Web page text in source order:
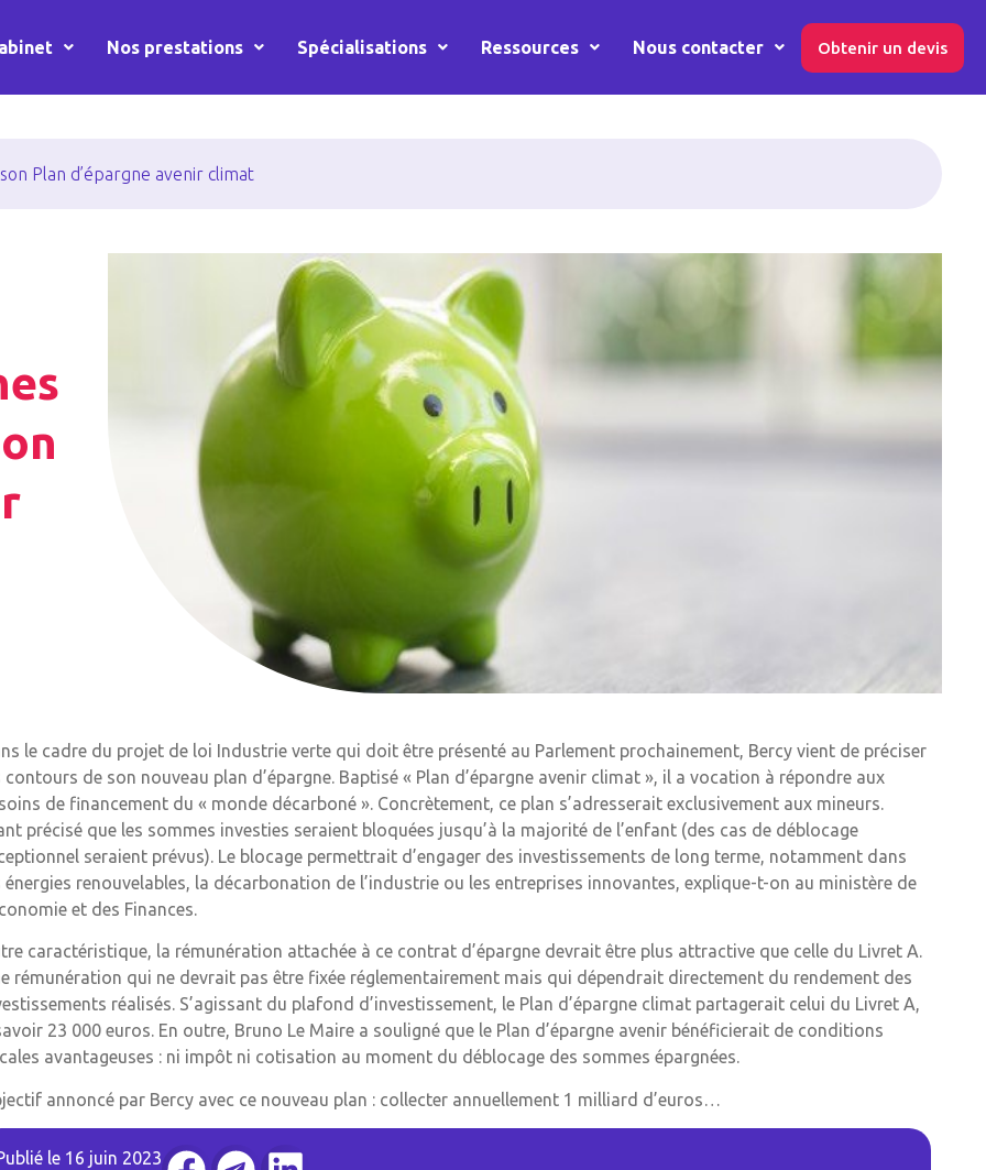
Nos prestations Spécialisations Ressources Nous contacter Obtenir un devis
Plan d’épargne avenir climat
le cadre du projet de loi Industrie verte qui doit être présenté au Parlement prochainement, Bercy vient de préciser
contours de son nouveau plan d’épargne. Baptisé « Plan d’épargne avenir climat », il a vocation à répondre aux
de financement du « monde décarboné ». Concrètement, ce plan s’adresserait exclusivement aux mineurs.
précisé que les sommes investies seraient bloquées jusqu’à la majorité de l’enfant (des cas de déblocage
seraient prévus). Le blocage permettrait d’engager des investissements de long terme, notamment dans
énergies renouvelables, la décarbonation de l’industrie ou les entreprises innovantes, explique-t-on au ministère de
et des Finances.
caractéristique, la rémunération attachée à ce contrat d’épargne devrait être plus attractive que celle du Livret A.
rémunération qui ne devrait pas être fixée réglementairement mais qui dépendrait directement du rendement des
réalisés. S’agissant du plafond d’investissement, le Plan d’épargne climat partagerait celui du Livret A,
23 000 euros. En outre, Bruno Le Maire a souligné que le Plan d’épargne avenir bénéficierait de conditions
avantageuses : ni impôt ni cotisation au moment du déblocage des sommes épargnées.
annoncé par Bercy avec ce nouveau plan : collecter annuellement 1 milliard d’euros…
le 16 juin 2023